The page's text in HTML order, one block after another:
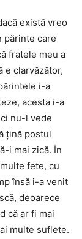
există vreo
părinte care
fratele meu a
e clarvăzător,
i-a
acesta i-a
nu-l vede
țină postul
i mai zică. În
fete, cu
însă i-a venit
deoarece
că ar fi mai
multe suflete.